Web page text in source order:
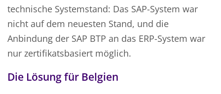
technische Systemstand: Das SAP-System war
nicht auf dem neuesten Stand, und die
Anbindung der SAP BTP an das ERP-System war
nur zertifikatsbasiert möglich.
Die Lösung für Belgien